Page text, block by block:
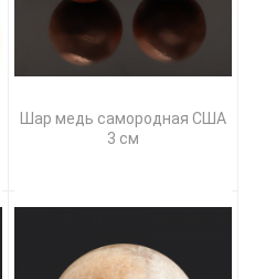
Шар медь самородная США
3 см